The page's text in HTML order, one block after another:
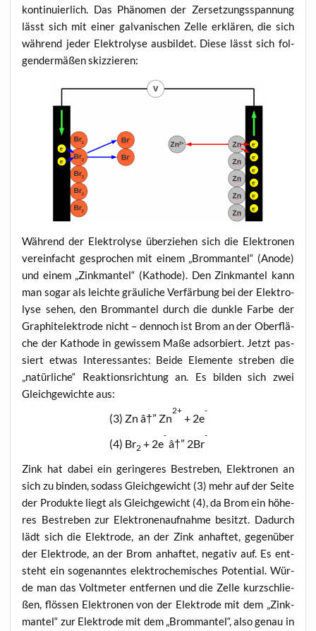
kon­ti­nu­ier­lich. Das Phä­no­men der Zer­set­zungs­span­nung
lässt sich mit einer gal­va­ni­schen Zel­le erklä­ren, die sich
wäh­rend jeder Elek­tro­ly­se aus­bil­det. Die­se lässt sich fol­
gen­der­mä­ßen skizzieren:
Wäh­rend der Elek­tro­ly­se über­zie­hen sich die Elek­tro­nen
ver­ein­facht gespro­chen mit einem „Brom­man­tel“ (Anode)
und einem „Zink­man­tel“ (Katho­de). Den Zink­man­tel kann
man sogar als leich­te gräu­li­che Ver­fär­bung bei der Elek­tro­
ly­se sehen, den Brom­man­tel durch die dunk­le Far­be der
Gra­phit­elek­tro­de nicht – den­noch ist Brom an der Ober­flä­
che der Katho­de in gewis­sem Maße adsor­biert. Jetzt pas­
siert etwas Inter­es­san­tes: Bei­de Ele­men­te stre­ben die
„natür­li­che“ Reak­ti­ons­rich­tung an. Es bil­den sich zwei
Gleich­ge­wich­te aus:
(3) Zn â†” Zn
2+
+ 2e
-
(4) Br2 + 2e
-
â†” 2Br
-
Zink hat dabei ein gerin­ge­res Bestre­ben, Elek­tro­nen an
sich zu bin­den, sodass Gleich­ge­wicht (3) mehr auf der Sei­te
der Pro­duk­te liegt als Gleich­ge­wicht (4), da Brom ein höhe­
res Bestre­ben zur Elek­tro­nen­auf­nah­me besitzt. Dadurch
lädt sich die Elek­tro­de, an der Zink anhaf­tet, gegen­über
der Elek­tro­de, an der Brom anhaf­tet, nega­tiv auf. Es ent­
steht ein soge­nann­tes elek­tro­che­mi­sches Poten­ti­al. Wür­
de man das Volt­me­ter ent­fer­nen und die Zel­le kurz­schlie­
ßen, flös­sen Elek­tro­nen von der Elek­tro­de mit dem „Zink­
man­tel“ zur Elek­tro­de mit dem „Brom­man­tel“, also genau in